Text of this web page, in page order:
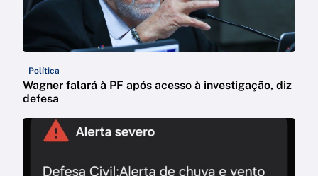
Política
Wagner falará à PF após acesso à investigação, diz
defesa